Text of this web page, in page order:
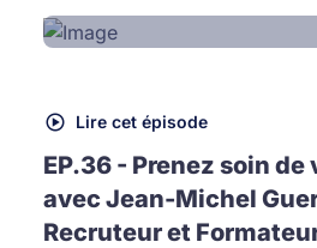
Lire cet épisode
EP.36 - Prenez soin
avec Jean-Michel
Recruteur et